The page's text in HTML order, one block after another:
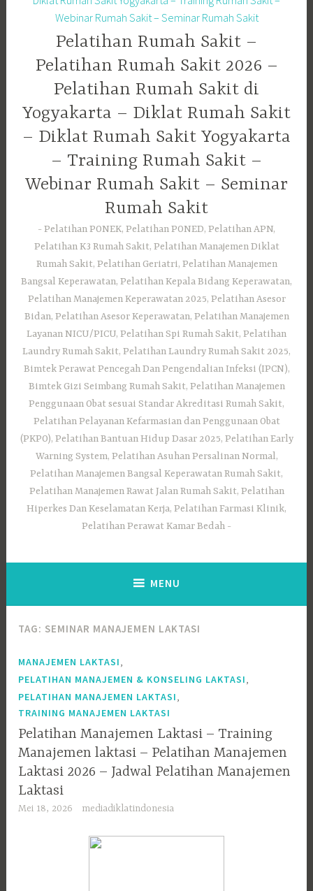
Pelatihan Rumah Sakit –
Pelatihan Rumah Sakit 2026 –
Pelatihan Rumah Sakit di
Yogyakarta – Diklat Rumah Sakit
– Diklat Rumah Sakit Yogyakarta
– Training Rumah Sakit –
Webinar Rumah Sakit – Seminar
Rumah Sakit
Pelatihan PONEK, Pelatihan PONED, Pelatihan APN,
Pelatihan K3 Rumah Sakit, Pelatihan Manajemen Diklat
Rumah Sakit, Pelatihan Geriatri, Pelatihan Manajemen
Bangsal Keperawatan, Pelatihan Kepala Bidang Keperawatan,
Pelatihan Manajemen Keperawatan 2025, Pelatihan Asesor
Bidan, Pelatihan Asesor Keperawatan, Pelatihan Manajemen
Layanan NICU/PICU, Pelatihan Spi Rumah Sakit, Pelatihan
Laundry Rumah Sakit, Pelatihan Laundry Rumah Sakit 2025,
Bimtek Perawat Pencegah Dan Pengendalian Infeksi (IPCN),
Bimtek Gizi Seimbang Rumah Sakit, Pelatihan Manajemen
Penggunaan Obat sesuai Standar Akreditasi Rumah Sakit,
Pelatihan Pelayanan Kefarmasian dan Penggunaan Obat
(PKPO), Pelatihan Bantuan Hidup Dasar 2025, Pelatihan Early
Warning System, Pelatihan Asuhan Persalinan Normal,
Pelatihan Manajemen Bangsal Keperawatan Rumah Sakit,
Pelatihan Manajemen Rawat Jalan Rumah Sakit, Pelatihan
Hiperkes Dan Keselamatan Kerja, Pelatihan Farmasi Klinik,
Pelatihan Perawat Kamar Bedah
MENU
TAG: SEMINAR MANAJEMEN LAKTASI
MANAJEMEN LAKTASI
PELATIHAN MANAJEMEN & KONSELING LAKTASI
PELATIHAN MANAJEMEN LAKTASI
TRAINING MANAJEMEN LAKTASI
Pelatihan Manajemen Laktasi – Training
Manajemen laktasi – Pelatihan Manajemen
Laktasi 2026 – Jadwal Pelatihan Manajemen
Laktasi
Mei 18, 2026 mediadiklatindonesia